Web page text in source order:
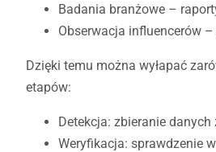
Badania branżowe –
Obserwacja influencerów
Dzięki temu można wyłapać
etapów:
Detekcja: zbieranie danych
Weryfikacja: sprawdzenie